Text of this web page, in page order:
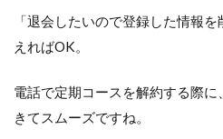
「退会したいので登録した情報
えればOK。
電話で定期コースを解約する際
きてスムーズですね。